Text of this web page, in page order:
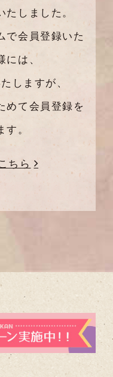
たしました。
で会員登録いた
には、
しますが、
めて会員登録を
す。
ちら